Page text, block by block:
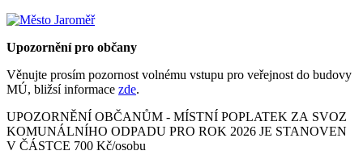
Upozornění pro občany
Věnujte prosím pozornost volnému vstupu pro veřejnost do budovy
MÚ, bližsí informace zde.
UPOZORNĚNÍ OBČANŮM - MÍSTNÍ POPLATEK ZA SVOZ
KOMUNÁLNÍHO ODPADU PRO ROK 2026 JE STANOVEN
V ČÁSTCE 700 Kč/osobu